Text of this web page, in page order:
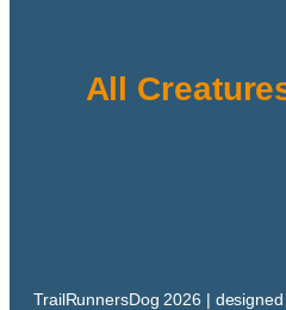
All
TrailRunnersDog 2026 |